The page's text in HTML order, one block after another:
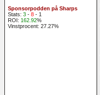
Sponsorpodden på Sharps
Stats: 3 - 8 - 1
ROI: 162.92%
Vinstprocent: 27.27%